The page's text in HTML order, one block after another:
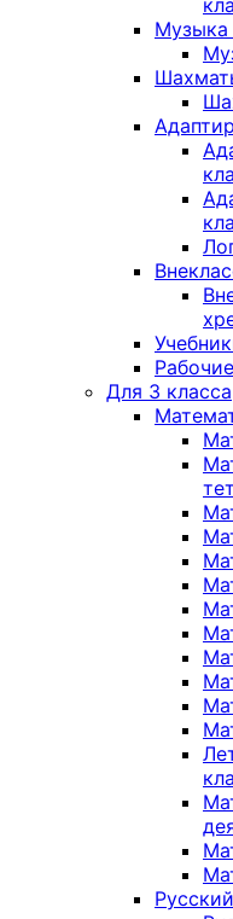
Музыка
Для 3 класса